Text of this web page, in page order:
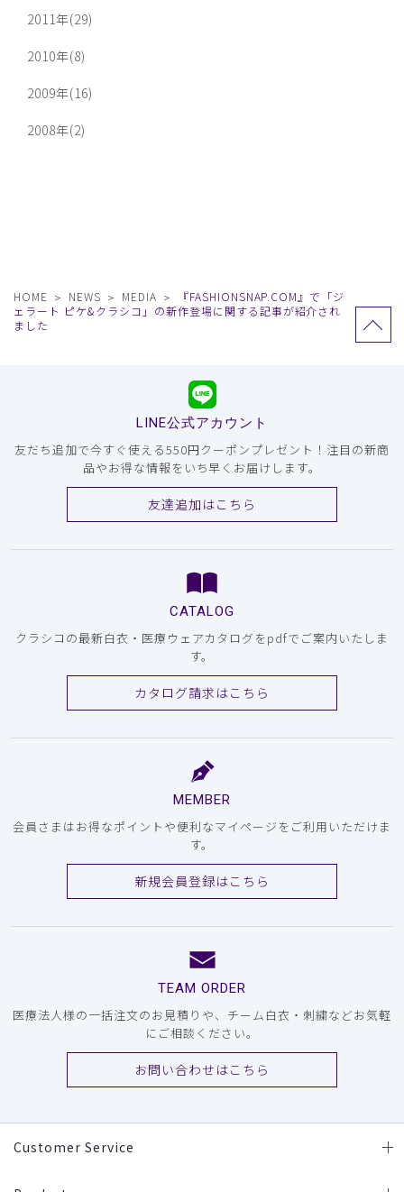
2011年(29)
2010年(8)
2009年(16)
2008年(2)
HOME NEWS MEDIA
『FASHIONSNAP.COM』で「ジ
ェラート ピケ&クラシコ」の新作登場に関する記事が紹介され
ました
LINE公式アカウント
友だち追加で今すぐ使える550円クーポンプレゼント！注目の新商
品やお得な情報をいち早くお届けします。
友達追加はこちら
CATALOG
クラシコの最新白衣・医療ウェアカタログをpdfでご案内いたしま
す。
カタログ請求はこちら
MEMBER
会員さまはお得なポイントや便利なマイページをご利用いただけま
す。
新規会員登録はこちら
TEAM ORDER
医療法人様の一括注文のお見積りや、チーム白衣・刺繍などお気軽
にご相談ください。
お問い合わせはこちら
Customer Service